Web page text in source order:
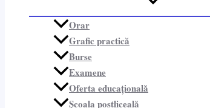
Orar
Grafic practică
Burse
Examene
Oferta educațională
Școala postliceală